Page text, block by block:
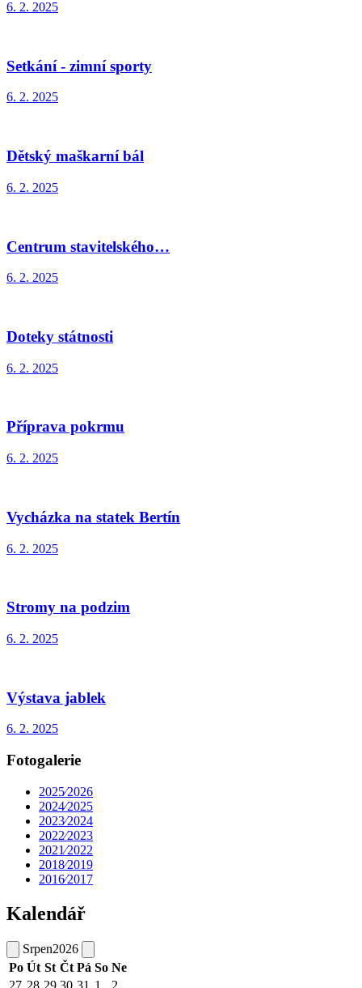
6. 2. 2025
Setkání - zimní sporty
6. 2. 2025
Dětský maškarní bál
6. 2. 2025
Centrum stavitelského…
6. 2. 2025
Doteky státnosti
6. 2. 2025
Příprava pokrmu
6. 2. 2025
Vycházka na statek Bertín
6. 2. 2025
Stromy na podzim
6. 2. 2025
Výstava jablek
6. 2. 2025
Fotogalerie
2025⁄2026
2024⁄2025
2023⁄2024
2022⁄2023
2021⁄2022
2018⁄2019
2016⁄2017
Kalendář
Srpen2026
Po Út St Čt Pá So Ne
27 28 29 30 31 1
2